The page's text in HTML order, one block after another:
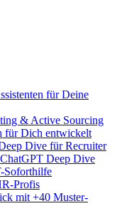
für Deine
& Active Sourcing
für Dich entwickelt
Dive für Recruiter
Deep Dive
Soforthilfe
Profis
mit +40 Muster-